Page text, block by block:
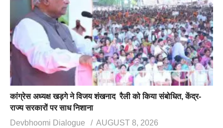
कांग्रेस अध्यक्ष खड़गे ने विजय शंखनाद रैली को किया संबोधित, केंद्र-
राज्य सरकारों पर साध निशाना
Devbhoomi Dialogue
AUGUST 8, 2026